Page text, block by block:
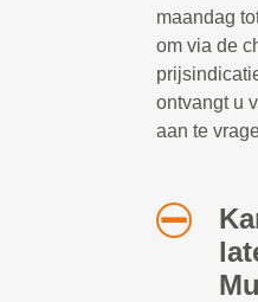
maandag
om via de
ontvangt u
aan te